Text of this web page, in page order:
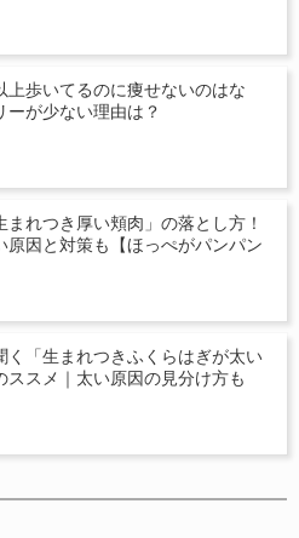
上歩いてるのに痩せないのはな
ーが少ない理由は？
まれつき厚い頬肉」の落とし方！
原因と対策も【ほっぺがパンパン
く「生まれつきふくらはぎが太い
ススメ｜太い原因の見分け方も